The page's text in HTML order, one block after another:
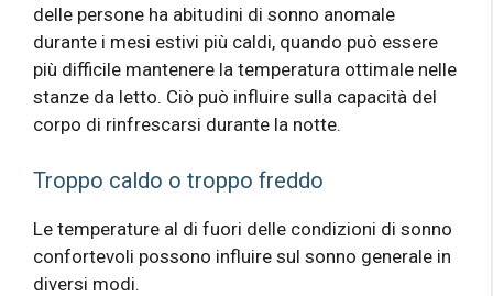
delle persone ha abitudini di sonno anomale
durante i mesi estivi più caldi, quando può essere
più difficile mantenere la temperatura ottimale nelle
stanze da letto. Ciò può influire sulla capacità del
corpo di rinfrescarsi durante la notte.
Troppo caldo o troppo freddo
Le temperature al di fuori delle condizioni di sonno
confortevoli possono influire sul sonno generale in
diversi modi.